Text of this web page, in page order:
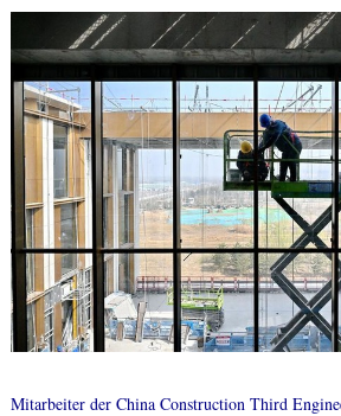
Mitarbeiter der China Construction Third